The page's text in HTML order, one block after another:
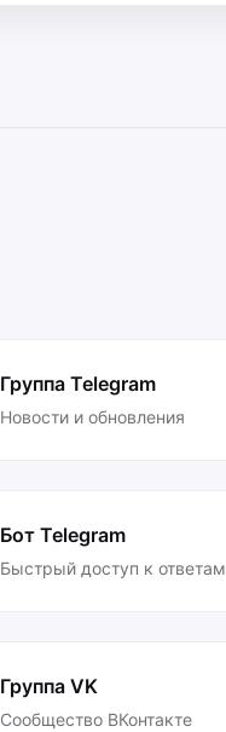
Группа Telegram
Новости и обновления
Бот Telegram
Быстрый доступ к ответам
Группа VK
Сообщество ВКонтакте